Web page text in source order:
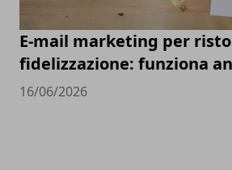
E-mail marketing per
fidelizzazione: funziona
16/06/2026